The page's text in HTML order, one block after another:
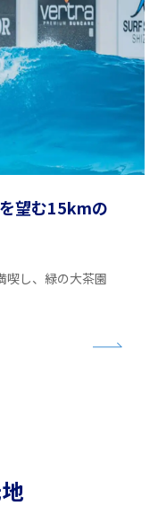
望む15kmの
喫し、緑の大茶園